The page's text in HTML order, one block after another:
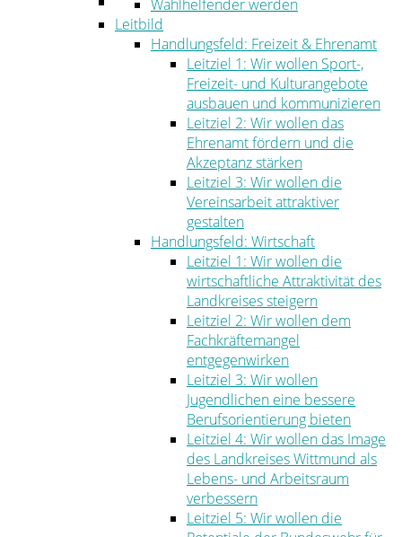
Wahlhelfender werden
Leitbild
Handlungsfeld: Freizeit & Ehrenamt
Leitziel 1: Wir wollen Sport-,
Freizeit- und Kulturangebote
ausbauen und kommunizieren
Leitziel 2: Wir wollen das
Ehrenamt fördern und die
Akzeptanz stärken
Leitziel 3: Wir wollen die
Vereinsarbeit attraktiver
gestalten
Handlungsfeld: Wirtschaft
Leitziel 1: Wir wollen die
wirtschaftliche Attraktivität des
Landkreises steigern
Leitziel 2: Wir wollen dem
Fachkräftemangel
entgegenwirken
Leitziel 3: Wir wollen
Jugendlichen eine bessere
Berufsorientierung bieten
Leitziel 4: Wir wollen das Image
des Landkreises Wittmund als
Lebens- und Arbeitsraum
verbessern
Leitziel 5: Wir wollen die